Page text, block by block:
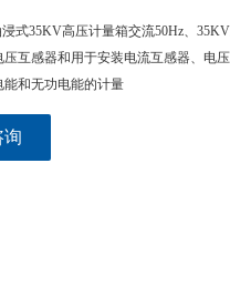
式35KV高压计量箱交流50Hz、
互感器和用于安装电流互感器、电
能和无功电能的计量
询